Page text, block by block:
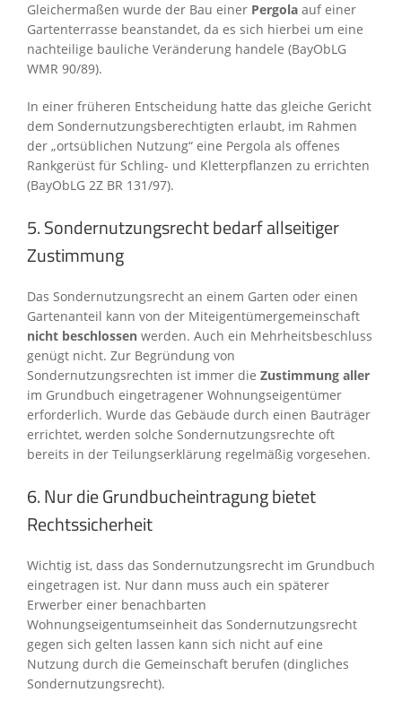
Gleichermaßen wurde der Bau einer Pergola auf einer
Gartenterrasse beanstandet, da es sich hierbei um eine
nachteilige bauliche Veränderung handele (BayObLG
WMR 90/89).
In einer früheren Entscheidung hatte das gleiche Gericht
dem Sondernutzungsberechtigten erlaubt, im Rahmen
der „ortsüblichen Nutzung“ eine Pergola als offenes
Rankgerüst für Schling- und Kletterpflanzen zu errichten
(BayObLG 2Z BR 131/97).
5. Sondernutzungsrecht bedarf allseitiger
Zustimmung
Das Sondernutzungsrecht an einem Garten oder einen
Gartenanteil kann von der Miteigentümergemeinschaft
nicht beschlossen werden. Auch ein Mehrheitsbeschluss
genügt nicht. Zur Begründung von
Sondernutzungsrechten ist immer die Zustimmung aller
im Grundbuch eingetragener Wohnungseigentümer
erforderlich. Wurde das Gebäude durch einen Bauträger
errichtet, werden solche Sondernutzungsrechte oft
bereits in der Teilungserklärung regelmäßig vorgesehen.
6. Nur die Grundbucheintragung bietet
Rechtssicherheit
Wichtig ist, dass das Sondernutzungsrecht im Grundbuch
eingetragen ist. Nur dann muss auch ein späterer
Erwerber einer benachbarten
Wohnungseigentumseinheit das Sondernutzungsrecht
gegen sich gelten lassen kann sich nicht auf eine
Nutzung durch die Gemeinschaft berufen (dingliches
Sondernutzungsrecht).